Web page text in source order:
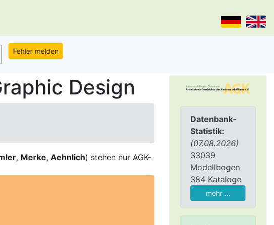
Datenbank-
Statistik:
(07.08.2026)
33039
Modellbogen
384 Kataloge
mehr ...
Design
, Merke, Aehnlich) stehen nur AGK-